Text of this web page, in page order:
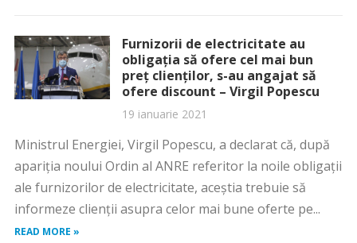
Furnizorii de electricitate au
obligația să ofere cel mai bun
preț clienților, s-au angajat să
ofere discount – Virgil Popescu
19 ianuarie 2021
Ministrul Energiei, Virgil Popescu, a declarat că, după
apariția noului Ordin al ANRE referitor la noile obligații
ale furnizorilor de electricitate, aceștia trebuie să
informeze clienții asupra celor mai bune oferte pe...
READ MORE »